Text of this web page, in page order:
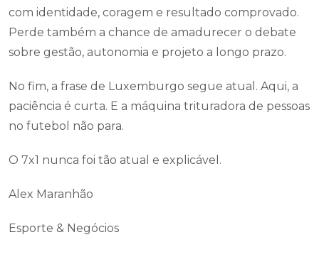
com identidade, coragem e resultado comprovado.
Perde também a chance de amadurecer o debate
sobre gestão, autonomia e projeto a longo prazo.
No fim, a frase de Luxemburgo segue atual. Aqui, a
paciência é curta. E a máquina trituradora de pessoas
no futebol não para.
O 7x1 nunca foi tão atual e explicável.
Alex Maranhão
Esporte & Negócios